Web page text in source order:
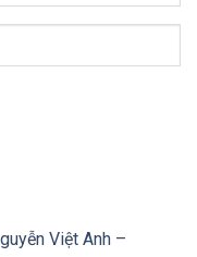
Việt Anh –